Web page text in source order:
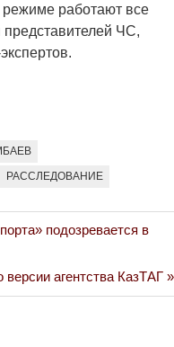
работают все
ЧС,
РАССЛЕДОВАНИЕ
подозревается в
агентства КазТАГ